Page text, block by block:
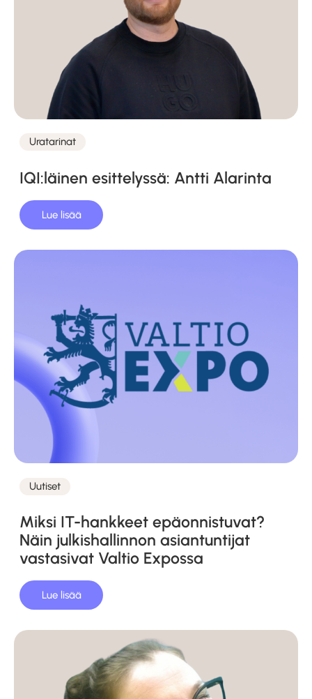
Uratarinat
IQI:läinen esittelyssä: Antti Alarinta
Lue lisää
Kategoriat
Uutiset
Miksi IT-hankkeet epäonnistuvat?
Näin julkishallinnon asiantuntijat
vastasivat Valtio Expossa
Lue lisää